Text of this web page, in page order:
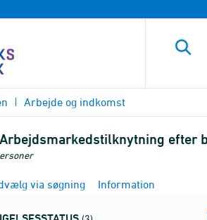
Arbejde og indkomst
Arbejdsmarkedstilknytning efter
via søgning Information